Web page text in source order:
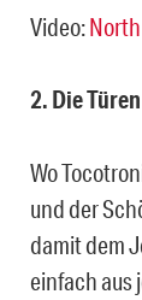
Video:
2. Die
Wo
und der
damit dem
einfach aus